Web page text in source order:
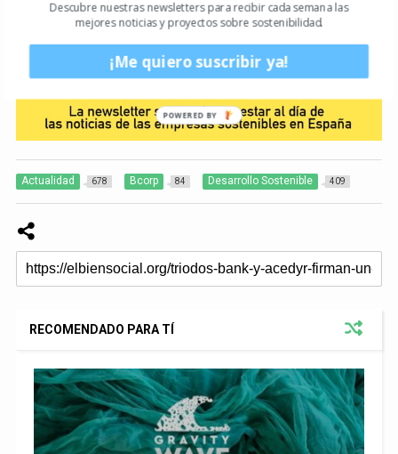
Actualidad 678 Bcorp 84 Desarrollo Sostenible 409
RECOMENDADO PARA TÍ
Descubre nuestras newsletters para recibir cada semana las
mejores noticias y proyectos sobre sostenibilidad.
¡Me quiero suscribir ya!
POWERED